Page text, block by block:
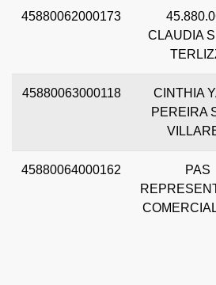
45880062000173
CLAUDIA
45880063000118
CINTHIA
PEREIRA
45880064000162
PAS